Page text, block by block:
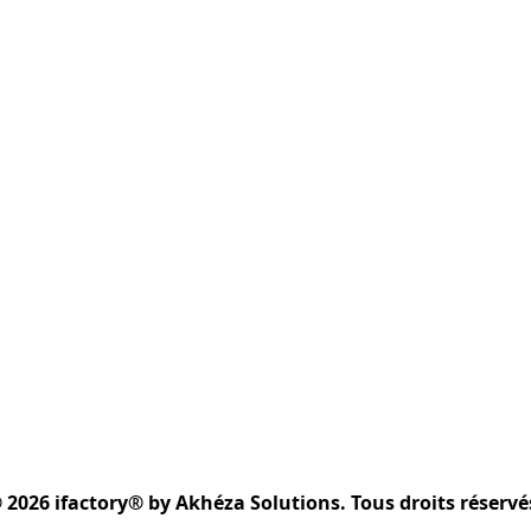
2026 ifactory® by Akhéza Solutions. Tous droits